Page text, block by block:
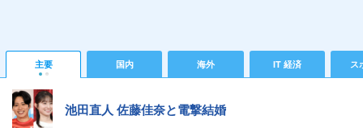
主要 国内 海外 IT 経済 ス
池田直人 佐藤佳奈と電撃結婚